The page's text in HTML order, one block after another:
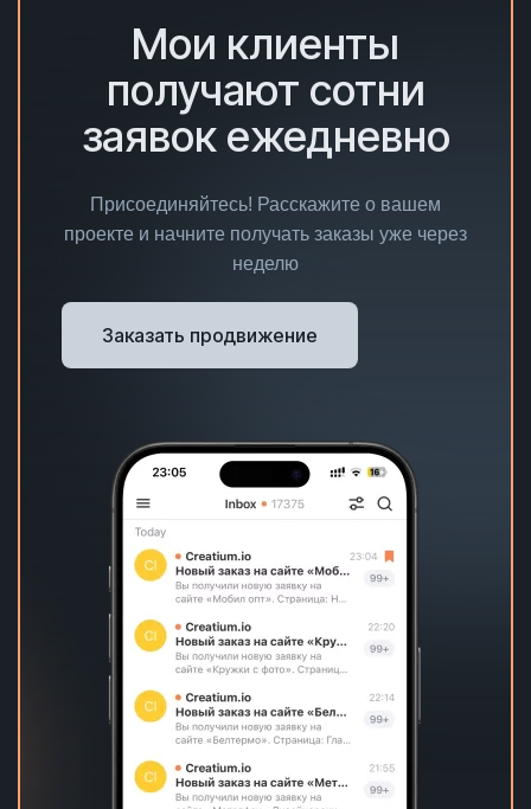
Мои клиенты
получают сотни
заявок ежедневно
Присоединяйтесь! Расскажите о вашем
проекте и начните получать заказы уже через
неделю
Заказать продвижение